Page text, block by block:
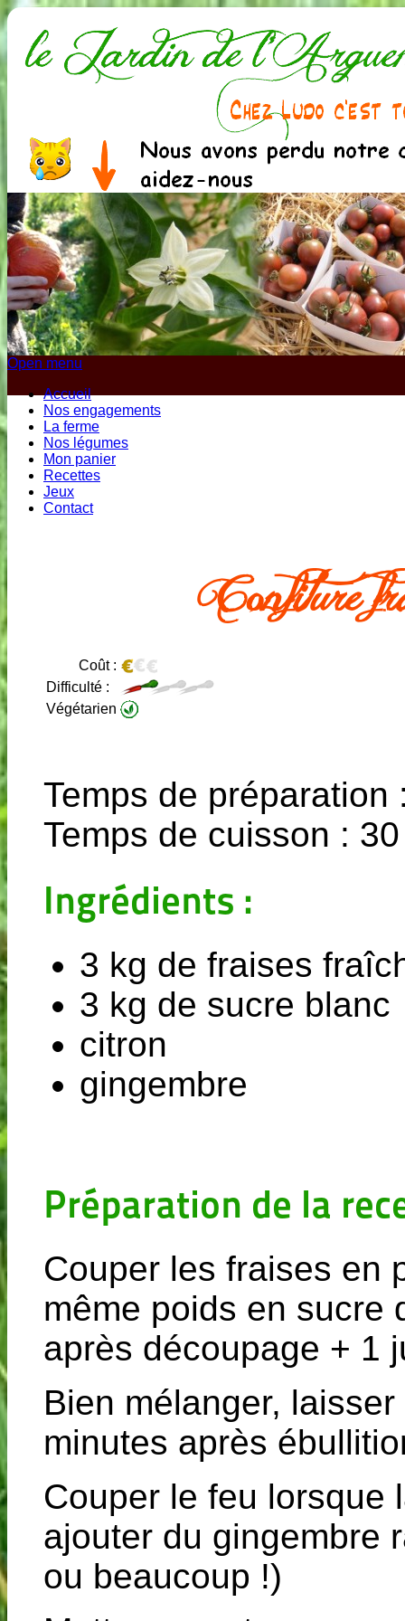
Open menu
Accueil
Nos engagements
La ferme
Nos légumes
Mon panier
Recettes
Jeux
Contact
Confiture
Coût :
Difficulté :
Végétarien
Temps de préparation
Temps de cuisson :
Ingrédients :
3 kg de fraises
3 kg de sucre blanc
citron
gingembre
Préparation de la
Couper les fraises en
même poids en sucre
après découpage + 1
Bien mélanger,
minutes après
Couper le feu lorsque
ajouter du gingembre
ou beaucoup !)